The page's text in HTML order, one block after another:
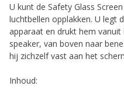
U kunt de Safety Glass
luchtbellen opplakken. U legt
apparaat en drukt hem
speaker, van boven naar
hij zichzelf vast aan het
Inhoud: